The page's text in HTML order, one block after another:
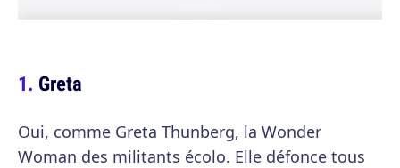
Greta
Oui, comme Greta Thunberg, la Wonder
Woman des militants écolo. Elle défonce tous